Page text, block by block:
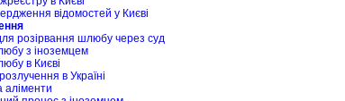
відомостей у Києві
розірвання шлюбу через суд
з іноземцем
в Києві
в Україні
аліменти